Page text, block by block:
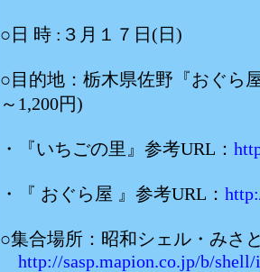
○日 時 :３月１７日(日)
○目的地：栃木県佐野『おぐら
～1,200円)
・『いちごの里』参考URL：
・『 おぐら屋 』参考URL：
○集合場所：昭和シェル・みさ
http://sasp.mapion.co.jp/b/